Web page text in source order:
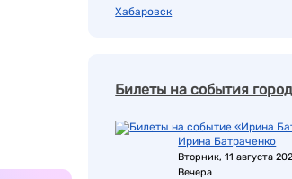
Хабаровск
Билеты на события
Ирина Батраченко
Вторник, 11 августа
Вечера